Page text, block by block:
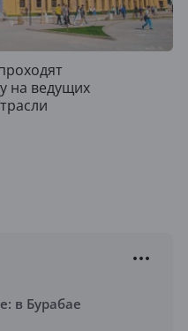
на ведущих
в Бурабае